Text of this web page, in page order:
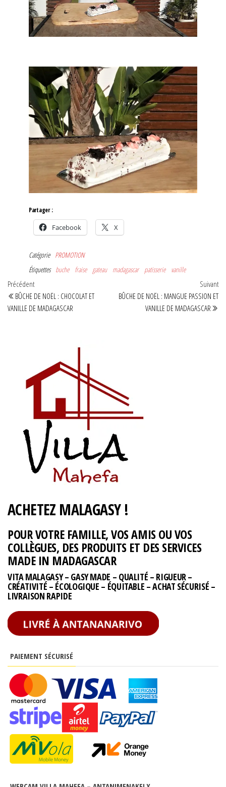
Partager :
Facebook X
Catégorie PROMOTION
Étiquettes buche fraise gateau madagascar patisserie vanille
Navigation
de
Article
précédent
Précédent
BÛCHE DE NOËL : CHOCOLAT ET
VANILLE DE MADAGASCAR
Suivant
BÛCHE DE NOËL : MANGUE PASSION ET
VANILLE DE MADAGASCAR
ACHETEZ MALAGASY !
POUR VOTRE FAMILLE, VOS AMIS OU VOS
COLLÈGUES, DES PRODUITS ET DES SERVICES
MADE IN MADAGASCAR
VITA MALAGASY – GASY MADE – QUALITÉ – RIGUEUR –
CRÉATIVITÉ – ÉCOLOGIQUE – ÉQUITABLE – ACHAT SÉCURISÉ –
LIVRAISON RAPIDE
PAIEMENT SÉCURISÉ